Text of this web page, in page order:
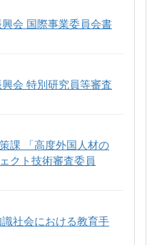
会 国際事業委員会書
会 特別研究員等審査
課 「高度外国人材の
クト技術審査委員
社会における教育手